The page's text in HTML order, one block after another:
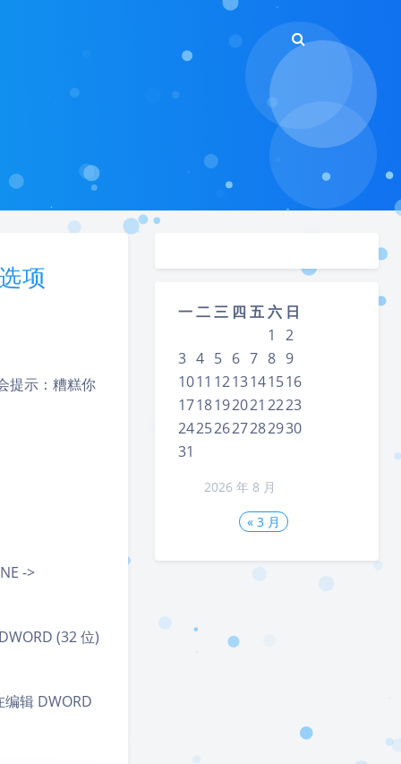
2026 年 8 月
一二三 四 五 六 日
1
2
3 4 5 6 7 8 9
1011 1213141516
1718192021 2223
24252627282930
31
« 3 月
项
提示：糟糕你
->
(32 位)
辑 DWORD